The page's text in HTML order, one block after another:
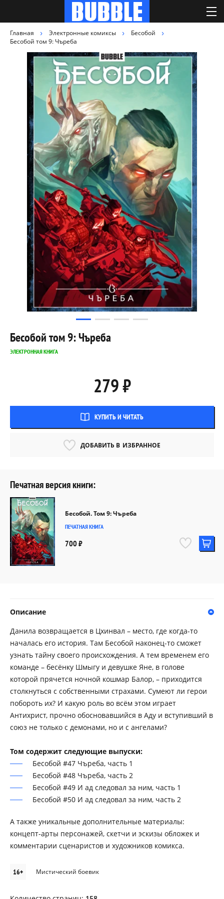
Главная Электронные комиксы
Бесобой
Бесобой том 9: Чъреба
Бесобой том 9: Чъреба
ЭЛЕКТРОННАЯ КНИГА
279 ₽
КУПИТЬ И ЧИТАТЬ
ДОБАВИТЬ В ИЗБРАННОЕ
Печатная версия книги:
Бесобой. Том 9: Чъреба
ПЕЧАТНАЯ КНИГА
700 ₽
Описание
Данила возвращается в Цхинвал – место, где когда-то
началась его история. Там Бесобой наконец-то сможет
узнать тайну своего происхождения. А тем временем его
команде – бесёнку Шмыгу и девушке Яне, в голове
которой прячется ночной кошмар Балор, – приходится
столкнуться с собственными страхами. Сумеют ли герои
побороть их? И какую роль во всём этом играет
Антихрист, прочно обосновавшийся в Аду и вступивший в
союз не только с демонами, но и с ангелами?
Том содержит следующие выпуски:
Бесобой #47 Чъреба, часть 1
Бесобой #48 Чъреба, часть 2
Бесобой #49 И ад следовал за ним, часть 1
Бесобой #50 И ад следовал за ним, часть 2
А также уникальные дополнительные материалы:
концепт-арты персонажей, скетчи и эскизы обложек и
комментарии сценаристов и художников комикса.
16+ Мистический боевик